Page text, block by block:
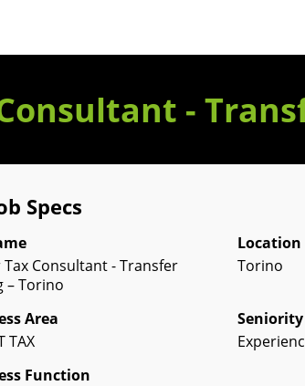
-
Specs
Tax Consultant - Transfer
– Torino
Location
Torino
Area
TAX
Seniority
Function